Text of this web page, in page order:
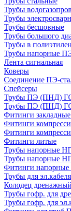
Трубы
Трубы
Трубы бесшовные
Трубы большого
Трубы в
Трубы напорные
Лента сигнальная
Коверы
Соединение ПЭ-
Спейсеры
Трубы ПЭ (ПНД)
Трубы ПЭ (ПНД)
Фитинги закладные
Фитинги
Фитинги
Фитинги литые
Трубы напорные
Трубы напорные
Фитинги
Трубы для
Колодец дренажный
Трубы гофр. для
Трубы гофр. для